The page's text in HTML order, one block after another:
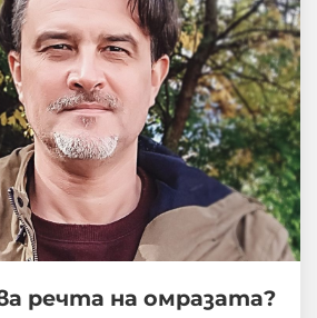
речта на омразата?